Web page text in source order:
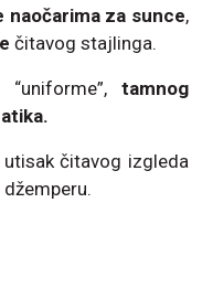
naočarima za sunce,
čitavog stajlinga.
tamnog
čitavog izgleda